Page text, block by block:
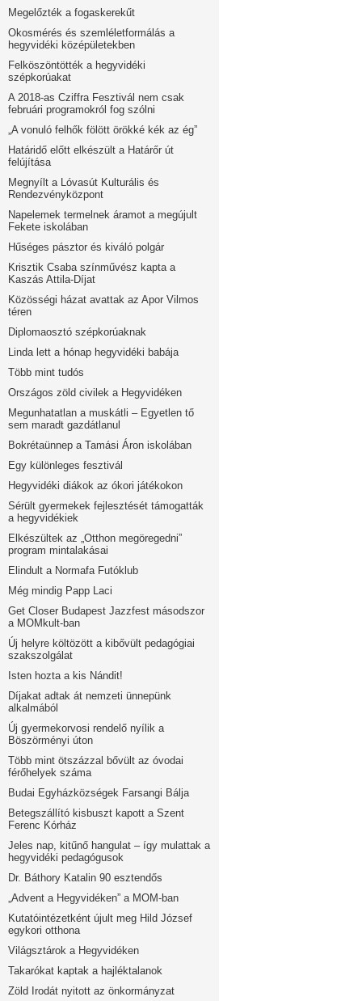
Megelőzték a fogaskerekűt
Okosmérés és szemléletformálás a
hegyvidéki középületekben
Felköszöntötték a hegyvidéki
szépkorúakat
A 2018-as Cziffra Fesztivál nem csak
februári programokról fog szólni
„A vonuló felhők fölött örökké kék az ég”
Határidő előtt elkészült a Határőr út
felújítása
Megnyílt a Lóvasút Kulturális és
Rendezvényközpont
Napelemek termelnek áramot a megújult
Fekete iskolában
Hűséges pásztor és kiváló polgár
Krisztik Csaba színművész kapta a
Kaszás Attila-Díjat
Közösségi házat avattak az Apor Vilmos
téren
Diplomaosztó szépkorúaknak
Linda lett a hónap hegyvidéki babája
Több mint tudós
Országos zöld civilek a Hegyvidéken
Megunhatatlan a muskátli – Egyetlen tő
sem maradt gazdátlanul
Bokrétaünnep a Tamási Áron iskolában
Egy különleges fesztivál
Hegyvidéki diákok az ókori játékokon
Sérült gyermekek fejlesztését támogatták
a hegyvidékiek
Elkészültek az „Otthon megöregedni”
program mintalakásai
Elindult a Normafa Futóklub
Még mindig Papp Laci
Get Closer Budapest Jazzfest másodszor
a MOMkult-ban
Új helyre költözött a kibővült pedagógiai
szakszolgálat
Isten hozta a kis Nándit!
Díjakat adtak át nemzeti ünnepünk
alkalmából
Új gyermekorvosi rendelő nyílik a
Böszörményi úton
Több mint ötszázzal bővült az óvodai
férőhelyek száma
Budai Egyházközségek Farsangi Bálja
Betegszállító kisbuszt kapott a Szent
Ferenc Kórház
Jeles nap, kitűnő hangulat – így mulattak a
hegyvidéki pedagógusok
Dr. Báthory Katalin 90 esztendős
„Advent a Hegyvidéken” a MOM-ban
Kutatóintézetként újult meg Hild József
egykori otthona
Világsztárok a Hegyvidéken
Takarókat kaptak a hajléktalanok
Zöld Irodát nyitott az önkormányzat